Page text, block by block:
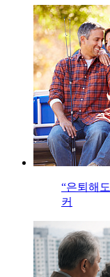
“은퇴해
커